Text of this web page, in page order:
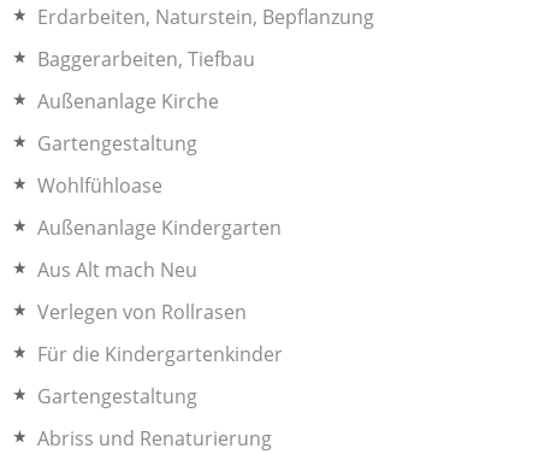
Erdarbeiten, Naturstein, Bepflanzung
Baggerarbeiten, Tiefbau
Außenanlage Kirche
Gartengestaltung
Wohlfühloase
Außenanlage Kindergarten
Aus Alt mach Neu
Verlegen von Rollrasen
Für die Kindergartenkinder
Gartengestaltung
Abriss und Renaturierung